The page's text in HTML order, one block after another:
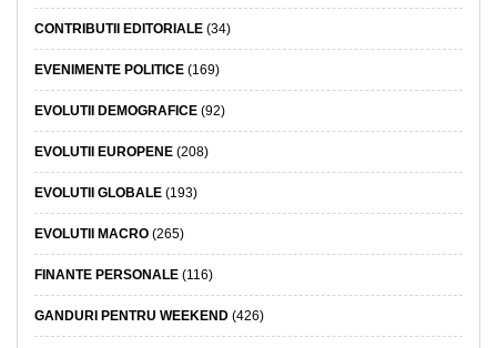
CONTRIBUTII EDITORIALE (34)
EVENIMENTE POLITICE (169)
EVOLUTII DEMOGRAFICE (92)
EVOLUTII EUROPENE (208)
EVOLUTII GLOBALE (193)
EVOLUTII MACRO (265)
FINANTE PERSONALE (116)
GANDURI PENTRU WEEKEND (426)